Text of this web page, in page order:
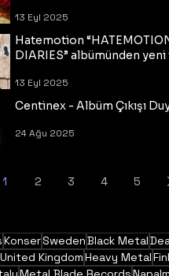
13 Eyl 2025
Hatemotion
DIARIES” albümünden
13 Eyl 2025
Centinex - Albüm Çıkışı
24 Ağu 2025
1 2 3 4 5
KonserSwedenBlack Metal
United KingdomHeavy Metal